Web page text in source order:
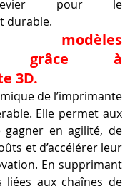
pour le
durable.
modèles
grâce à
3D.
de l’imprimante
Elle permet aux
gagner en agilité, de
et d’accélérer leur
En supprimant
liées aux chaînes de